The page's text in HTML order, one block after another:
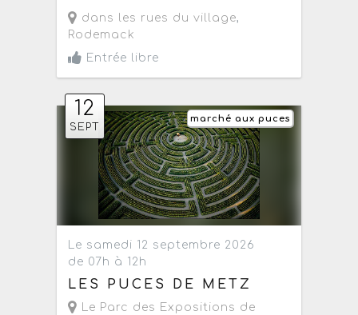
dans les rues du village,
Rodemack
Entrée libre
12
SEPT
marché aux puces
Le samedi 12 septembre 2026
de 07h à 12h
LES PUCES DE METZ
Le Parc des Expositions de